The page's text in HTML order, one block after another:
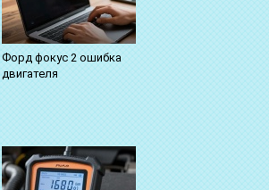
Форд фокус 2 ошибка
двигателя